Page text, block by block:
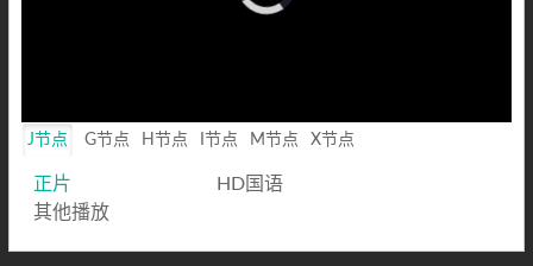
loading.
Rate
J节点 G节点 H节点 I节点 M节点 X节点
正片
HD国语
其他播放